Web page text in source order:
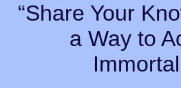
“Share Your
a Way to